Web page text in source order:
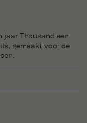
jaar Thousand een
gemaakt voor de